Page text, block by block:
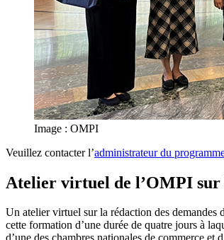
Image : OMPI
Veuillez contacter l’administrateur du
Atelier virtuel de l’OMPI sur
Un atelier virtuel sur la rédaction des
cette formation d’une durée de quatre jours à